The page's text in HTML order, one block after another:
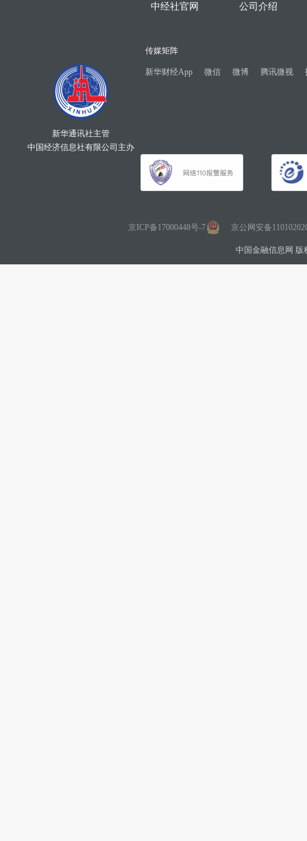
中经社官网 公司介绍
新华通讯社主管
中国经济信息社有限公司主办
传媒矩阵
新华财经App 微信 微博 腾讯微视
京ICP备17000448号-7 京公网安备
中国金融信息网 版